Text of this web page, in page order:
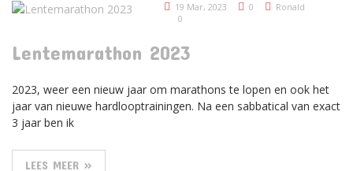
19 Mar, 2023 0
Ronald
0
Lentemarathon 2023
2023, weer een nieuw jaar om marathons te lopen en ook het
jaar van nieuwe hardlooptrainingen. Na een sabbatical van exact
3 jaar ben ik
LEES MEER »